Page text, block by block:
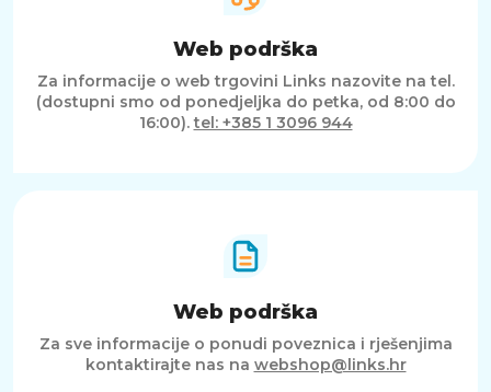
Web podrška
Za informacije o web trgovini Links nazovite na tel.
(dostupni smo od ponedjeljka do petka, od 8:00 do
16:00).tel: +385 1 3096 944
Web podrška
Za sve informacije o ponudi poveznica i rješenjima
kontaktirajte nas na webshop@links.hr